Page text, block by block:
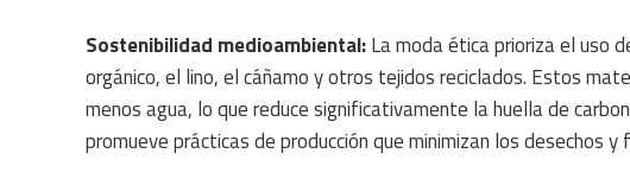
Sostenibilidad medioambiental:La moda ética prioriza el uso
orgánico, el lino, el cáñamo y otros tejidos reciclados. Estos
menos agua, lo que reduce significativamente la huella de
promueve prácticas de producción que minimizan los desechos y